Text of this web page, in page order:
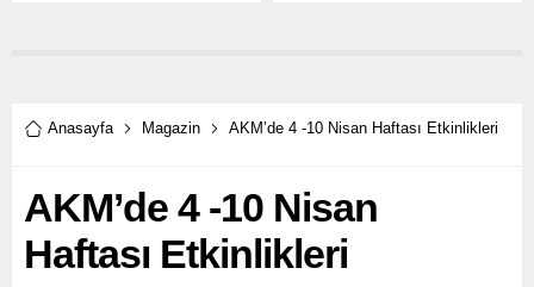
Anasayfa Magazin AKM’de 4 -10 Nisan Haftası Etkinlikleri
AKM’de 4 -10 Nisan
Haftası Etkinlikleri